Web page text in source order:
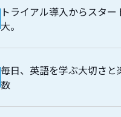
トライアル導入からスタ
大。
毎日、英語を学ぶ大切さ
数